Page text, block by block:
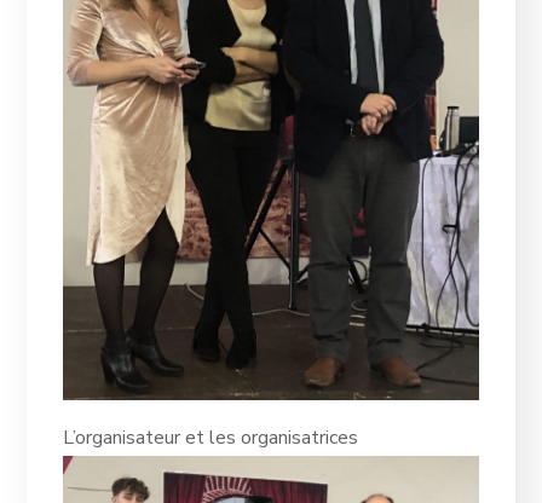
L’organisateur et les organisatrices